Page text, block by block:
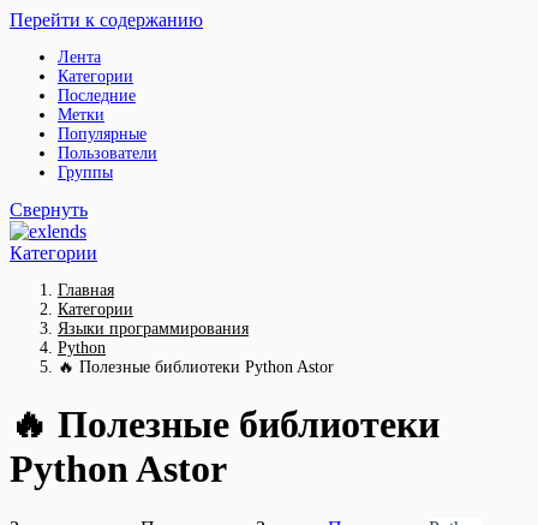
Перейти к содержанию
Лента
Категории
Последние
Метки
Популярные
Пользователи
Группы
Свернуть
Категории
Главная
Категории
Языки программирования
Python
🔥 Полезные библиотеки Python Astor
🔥 Полезные библиотеки
Python Astor